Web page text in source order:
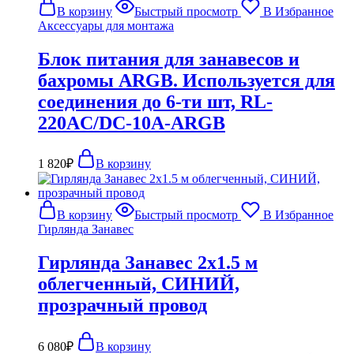
В корзину Быстрый просмотр
В Избранное
Аксессуары для монтажа
Блок питания для занавесов и
бахромы ARGB. Используется для
соединения до 6-ти шт, RL-
220AC/DC-10A-ARGB
1 820₽ В корзину
В корзину Быстрый просмотр
В Избранное
Гирлянда Занавес
Гирлянда Занавес 2х1.5 м
облегченный, СИНИЙ,
прозрачный провод
6 080₽ В корзину